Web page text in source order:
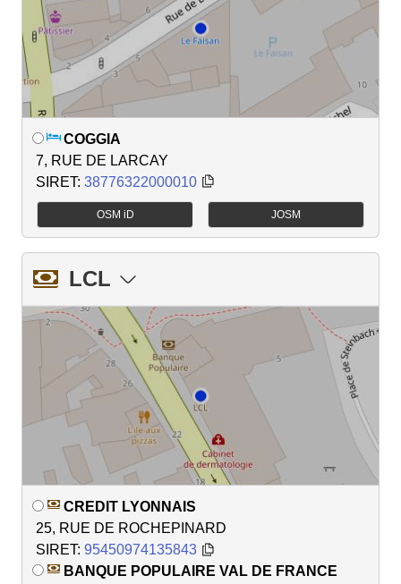
COGGIA
7, RUE DE LARCAY
SIRET: 38776322000010
OSM iD JOSM
LCL
CREDIT LYONNAIS
25, RUE DE ROCHEPINARD
SIRET: 95450974135843
BANQUE POPULAIRE VAL DE FRANCE